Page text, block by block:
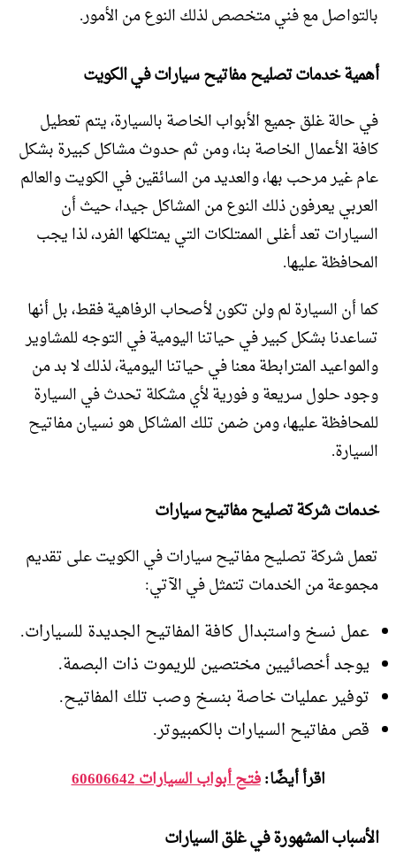
بالتواصل مع فني متخصص لذلك النوع من الأمور.
أهمية خدمات تصليح مفاتيح سيارات في الكويت
في حالة غلق جميع الأبواب الخاصة بالسيارة، يتم تعطيل
كافة الأعمال الخاصة بنا، ومن ثم حدوث مشاكل كبيرة بشكل
عام غير مرحب بها، والعديد من السائقين في الكويت والعالم
العربي يعرفون ذلك النوع من المشاكل جيدا، حيث أن
السيارات تعد أغلى الممتلكات التي يمتلكها الفرد، لذا يجب
المحافظة عليها.
كما أن السيارة لم ولن تكون لأصحاب الرفاهية فقط، بل أنها
تساعدنا بشكل كبير في حياتنا اليومية في التوجه للمشاوير
والمواعيد المترابطة معنا في حياتنا اليومية، لذلك لا بد من
وجود حلول سريعة و فورية لأي مشكلة تحدث في السيارة
للمحافظة عليها، ومن ضمن تلك المشاكل هو نسيان مفاتيح
السيارة.
خدمات شركة تصليح مفاتيح سيارات
تعمل شركة تصليح مفاتيح سيارات في الكويت على تقديم
مجموعة من الخدمات تتمثل في الآتي:
عمل نسخ واستبدال كافة المفاتيح الجديدة للسيارات.
يوجد أخصائيين مختصين للريموت ذات البصمة.
توفير عمليات خاصة بنسخ وصب تلك المفاتيح.
قص مفاتيح السيارات بالكمبيوتر.
اقرأ أيضًا:فتح أبواب السيارات 60606642
الأسباب المشهورة في غلق السيارات